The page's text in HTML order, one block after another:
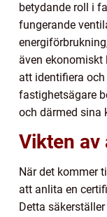
betydande roll i
fungerande
även
att identifiera
fastighetsägare
och därmed sina
Vikten av
När det kommer
att anlita en
Detta